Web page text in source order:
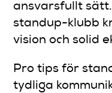
ansvarsfullt
standup-klubb
vision och solid
Pro tips för
tydliga